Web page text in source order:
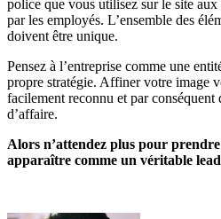
police que vous utilisez sur le site
par les employés. L’ensemble des
doivent être unique.
Pensez à l’entreprise comme une
propre stratégie. Affiner votre image
facilement reconnu et par conséquent
d’affaire.
Alors n’attendez plus pour
apparaître comme un véritable